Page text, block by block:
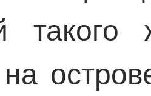
такого